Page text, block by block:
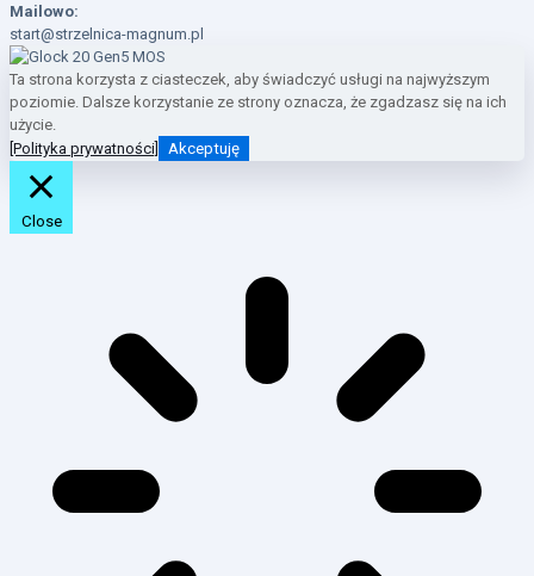
Mailowo:
start@strzelnica-magnum.pl
Ta strona korzysta z ciasteczek, aby świadczyć usługi na najwyższym
poziomie. Dalsze korzystanie ze strony oznacza, że zgadzasz się na ich
użycie.
[Polityka prywatności]
Akceptuję
Close